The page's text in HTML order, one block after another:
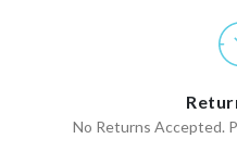
No Returns Accepted.